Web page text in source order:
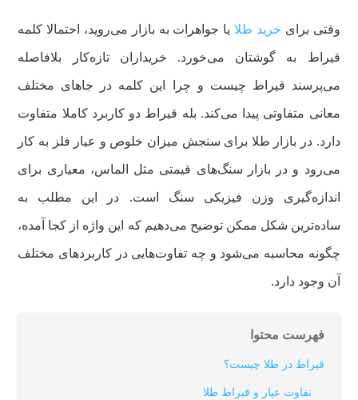
وقتی برای خرید طلایا جواهرات به بازار می‌روید، احتمالا کلمه
قیراط به گوشتان می‌خورد. خریداران تازه‌کار بلافاصله
می‌پرسند قیراط چیست و چرا این کلمه در جاهای مختلف
معانی متفاوتی پیدا می‌کند. بله قیراط دو کاربرد کاملا متفاوت
دارد. در بازار طلا برای سنجش میزان خلوص و عیار فلز به کار
می‌رود و در بازار سنگ‌های قیمتی مثل الماس، معیاری برای
اندازه‌گیری وزن فیزیکی سنگ است. در این مطلب به
ساده‌ترین شکل ممکن توضیح می‌دهیم که این واژه از کجا آمده،
چگونه محاسبه می‌شود و چه تفاوت‌هایی در کاربردهای مختلف
آن وجود دارد.
فهرست محتوا
قیراط در طلا چیست؟
تفاوت عیار و قیراط طلا